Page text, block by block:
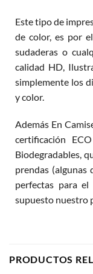
Este tipo de
de color, es por
sudaderas o
calidad HD,
simplemente los
y color.
Además En
certificación
Biodegradables,
prendas (algunas
perfectas para
supuesto nuestro
PRODUCTOS